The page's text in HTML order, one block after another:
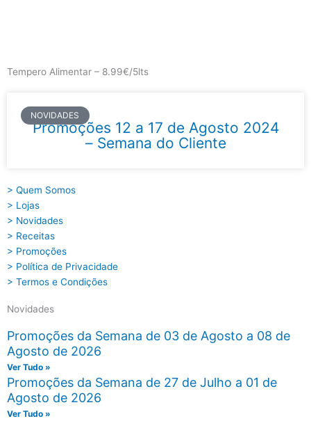
Tempero Alimentar – 8.99€/5lts
NOVIDADES
Promoções 12 a 17 de Agosto 2024
– Semana do Cliente
> Quem Somos
> Lojas
> Novidades
> Receitas
> Promoções
> Política de Privacidade
> Termos e Condições
Novidades
Promoções da Semana de 03 de Agosto a 08 de
Agosto de 2026
Ver Tudo »
Promoções da Semana de 27 de Julho a 01 de
Agosto de 2026
Ver Tudo »